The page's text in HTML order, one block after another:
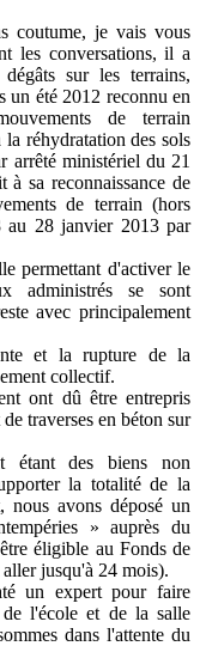
coutume, je vais vous
les conversations, il a
sur les terrains,
un été 2012 reconnu en
de terrain
la réhydratation des sols
arrêté ministériel du 21
sa reconnaissance de
de terrain (hors
au 28 janvier 2013 par
permettant d'activer le
administrés se sont
avec principalement
et la rupture de la
collectif.
ont dû être entrepris
traverses en béton sur
étant des biens non
la totalité de la
nous avons déposé un
» auprès du
éligible au Fonds de
jusqu'à 24 mois).
un expert pour faire
l'école et de la salle
dans l'attente du